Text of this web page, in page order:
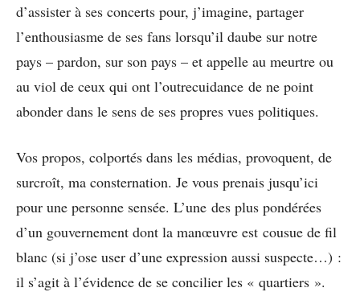
d’assister à ses concerts pour, j’imagine, partager
l’enthousiasme de ses fans lorsqu’il daube sur notre
pays – pardon, sur son pays – et appelle au meurtre ou
au viol de ceux qui ont l’outrecuidance de ne point
abonder dans le sens de ses propres vues politiques.
Vos propos, colportés dans les médias, provoquent, de
surcroît, ma consternation. Je vous prenais jusqu’ici
pour une personne sensée. L’une des plus pondérées
d’un gouvernement dont la manœuvre est cousue de fil
blanc (si j’ose user d’une expression aussi suspecte…) :
il s’agit à l’évidence de se concilier les « quartiers ».